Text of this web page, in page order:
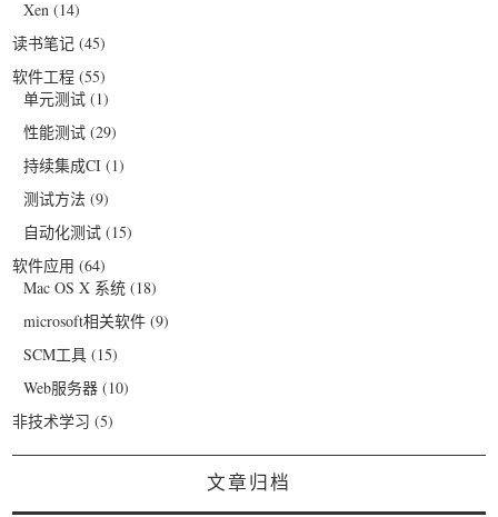
Xen (14)
读书笔记 (45)
软件工程 (55)
单元测试 (1)
性能测试 (29)
持续集成CI (1)
测试方法 (9)
自动化测试 (15)
软件应用 (64)
Mac OS X 系统 (18)
microsoft相关软件 (9)
SCM工具 (15)
Web服务器 (10)
非技术学习 (5)
文章归档